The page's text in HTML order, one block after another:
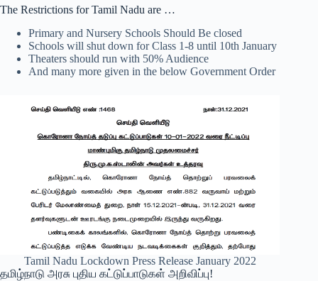
The Restrictions for Tamil Nadu are …
Primary and Nursery Schools Should Be closed
Schools will shut down for Class 1-8 until 10th January
Theaters should run with 50% Audience
And many more given in the below Government Order
Tamil Nadu Lockdown Press Release January 2022
தமிழ்நாடு அரசு புதிய கட்டுப்பாடுகள் அறிவிப்பு!